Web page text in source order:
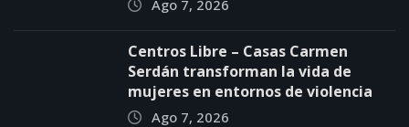
Ago 7, 2026
Centros Libre – Casas Carmen
Serdán transforman la vida de
mujeres en entornos de violencia
Ago 7, 2026